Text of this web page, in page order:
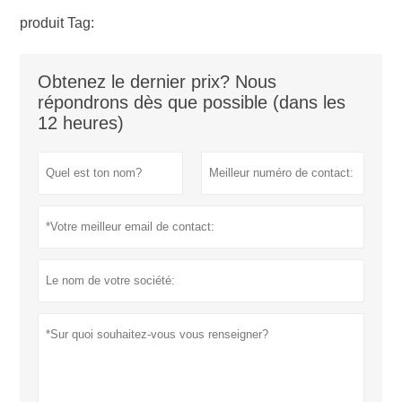
produit Tag:
Obtenez le dernier prix? Nous
répondrons dès que possible (dans les
12 heures)